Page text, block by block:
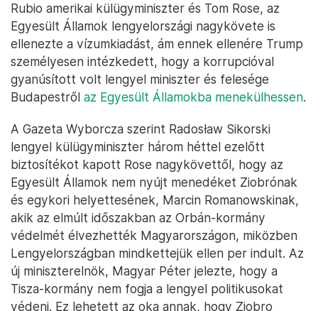
Rubio amerikai külügyminiszter és Tom Rose, az
Egyesült Államok lengyelországi nagykövete is
ellenezte a vízumkiadást, ám ennek ellenére Trump
személyesen intézkedett, hogy a korrupcióval
gyanúsított volt lengyel miniszter és felesége
Budapestről az Egyesült Államokba menekülhessen.
A Gazeta Wyborcza szerint Radosław Sikorski
lengyel külügyminiszter három héttel ezelőtt
biztosítékot kapott Rose nagykövettől, hogy az
Egyesült Államok nem nyújt menedéket Ziobrónak
és egykori helyettesének, Marcin Romanowskinak,
akik az elmúlt időszakban az Orbán-kormány
védelmét élvezhették Magyarországon, miközben
Lengyelországban mindkettejük ellen per indult. Az
új miniszterelnök, Magyar Péter jelezte, hogy a
Tisza-kormány nem fogja a lengyel politikusokat
védeni. Ez lehetett az oka annak, hogy Ziobro